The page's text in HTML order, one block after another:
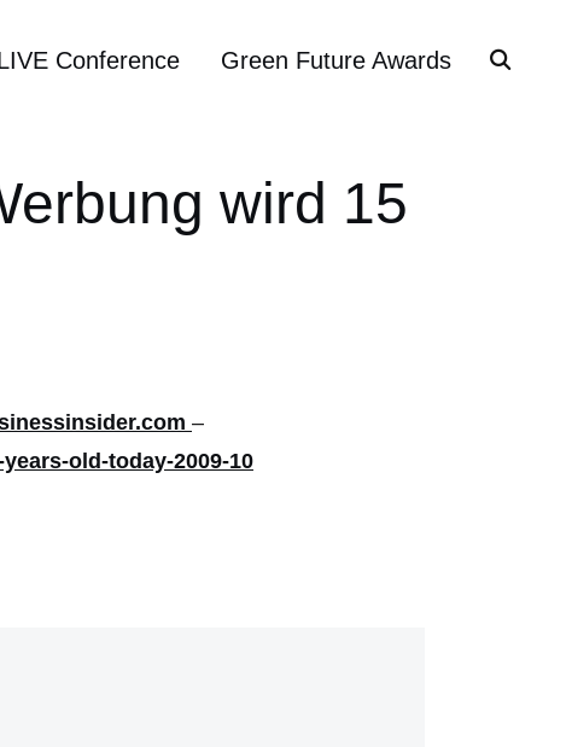
Conference Green Future Awards
wird 15
–
old-today-2009-10